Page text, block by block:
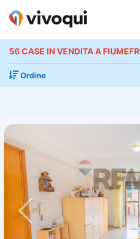
56 CASE IN VENDITA A
Ordine